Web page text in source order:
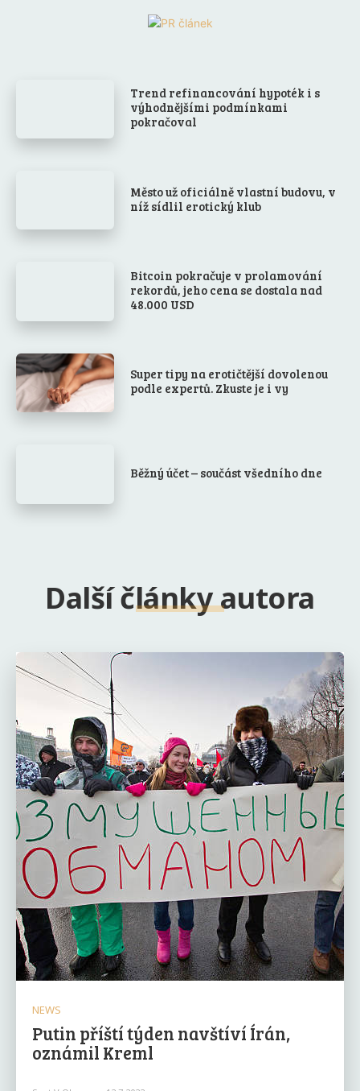
Trend refinancování hypoték i s
výhodnějšími podmínkami
pokračoval
Město už oficiálně vlastní budovu, v
níž sídlil erotický klub
Bitcoin pokračuje v prolamování
rekordů, jeho cena se dostala nad
48.000 USD
Super tipy na erotičtější dovolenou
podle expertů. Zkuste je i vy
Běžný účet – součást všedního dne
Další články autora
NEWS
Putin příští týden navštíví Írán,
oznámil Kreml